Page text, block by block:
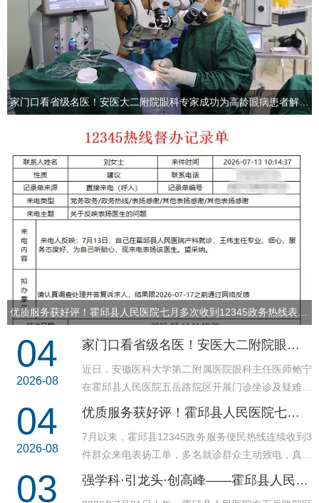
家门口看省级名医！安医大二附院眼科专家成功为高龄眼病患者解除视力...
04
2026-08
家门口看省级名医！安医大二附院眼科专家成功为高龄眼病患者解除视力困扰
近日，安徽医科大学第二附属医院眼科主任医师鲍宁
在霍邱县人民医院五岳路院区开展门诊坐诊及疑难手
术救治工作，成功为高龄眼病患者解除视力困扰。
72岁老年...
04
2026-08
优质服务获好评！霍邱县人民医院七月多次收到12345政务热线表扬
7月以来，霍邱县12345政务服务便民热线连续收到3
件群众来电表扬工单，多名就诊群众主动致电，真诚
夸赞霍邱县人民医院不同科室医护人员专业精湛、贴
03 强学科·引龙头·创高峰——霍邱县人民医院呼吸与危重症医学科聘任省级学科带头人，高质量发展再提速
关于持续开展存量预交金清退工作的公告
霍邱县人民医院南区新门诊试运行公告
霍邱县人民医院关于启用院徽的公告